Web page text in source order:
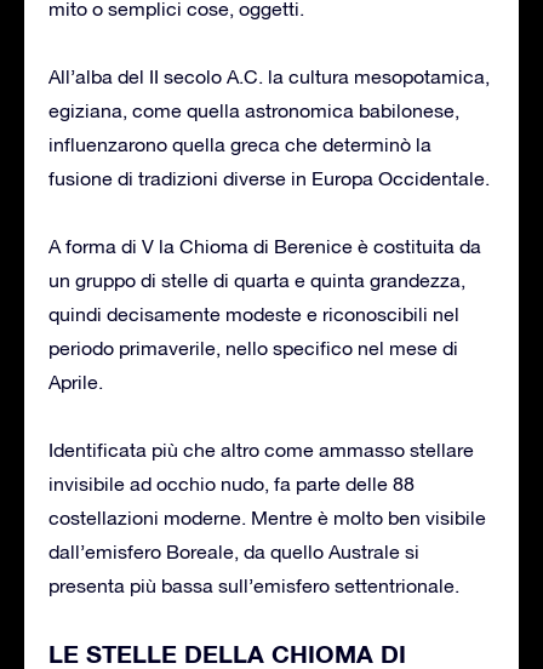
mito o semplici cose, oggetti.
All’alba del II secolo A.C. la cultura mesopotamica,
egiziana, come quella astronomica babilonese,
influenzarono quella greca che determinò la
fusione di tradizioni diverse in Europa Occidentale.
A forma di V la Chioma di Berenice è costituita da
un gruppo di stelle di quarta e quinta grandezza,
quindi decisamente modeste e riconoscibili nel
periodo primaverile, nello specifico nel mese di
Aprile.
Identificata più che altro come ammasso stellare
invisibile ad occhio nudo, fa parte delle 88
costellazioni moderne. Mentre è molto ben visibile
dall’emisfero Boreale, da quello Australe si
presenta più bassa sull’emisfero settentrionale.
LE STELLE DELLA CHIOMA DI